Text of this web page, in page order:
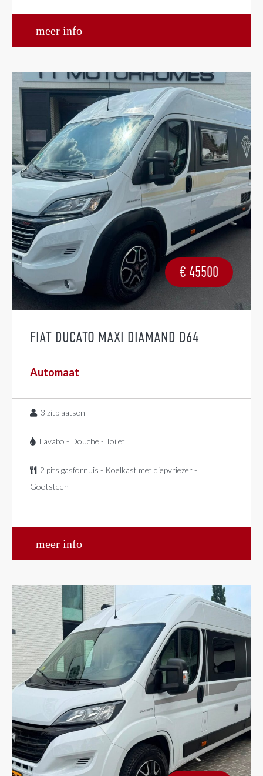
meer info
€ 45500
FIAT DUCATO MAXI DIAMAND D64
Automaat
3 zitplaatsen
Lavabo - Douche - Toilet
2 pits gasfornuis - Koelkast met diepvriezer -
Gootsteen
meer info